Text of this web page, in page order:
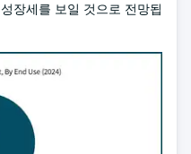
장세를 보일 것으로 전망됩